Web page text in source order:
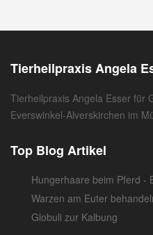
Tierheilpraxis Angela
Tierheilpraxis Angela Esser für
Everswinkel-Alverskirchen im
Top Blog Artikel
Hungerhaare beim Pferd -
Warzen am Euter
Globuli zur Kalbung